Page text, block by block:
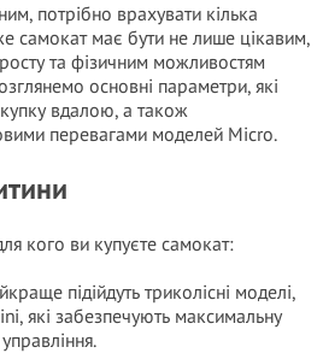
потрібно врахувати кілька
самокат має бути не лише цікавим,
та фізичним можливостям
основні параметри, які
вдалою, а також
перевагами моделей Micro.
кого ви купуєте самокат:
підійдуть триколісні моделі,
які забезпечують максимальну
управління.